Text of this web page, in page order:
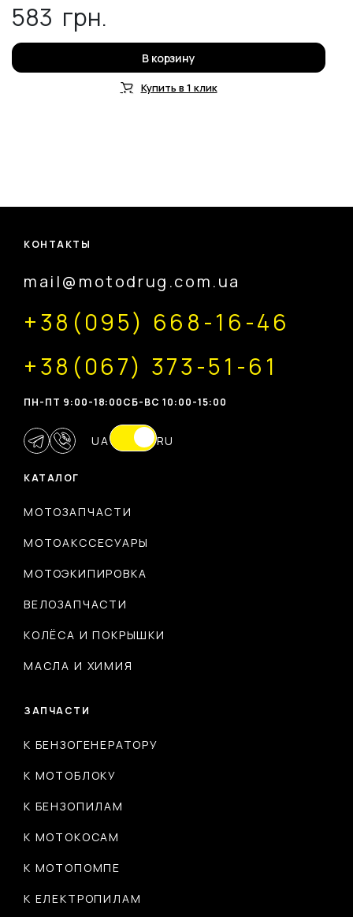
583 грн.
В корзину
Купить в 1 клик
КАТАЛОГ
МОТОЗАПЧАСТИ
МОТОАКССЕСУАРЫ
МОТОЭКИПИРОВКА
ВЕЛОЗАПЧАСТИ
КОЛЁСА И ПОКРЫШКИ
МАСЛА И ХИМИЯ
ЗАПЧАСТИ
К БЕНЗОГЕНЕРАТОРУ
К МОТОБЛОКУ
К БЕНЗОПИЛАМ
К МОТОКОСАМ
К МОТОПОМПЕ
К ЕЛЕКТРОПИЛАМ
КОНТАКТЫ
mail@motodrug.com.ua
+38(095) 668-16-46
+38(067) 373-51-61
ПН-ПТ 9:00-18:00CБ-ВС 10:00-15:00
UA RU